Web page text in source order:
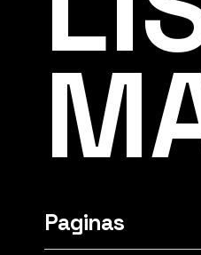
Paginas